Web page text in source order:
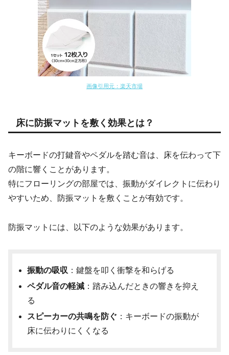
画像引用元：楽天市場
床に防振マットを敷く効果とは？
キーボードの打鍵音やペダルを踏む音は、床を伝わって下
の階に響くことがあります。
特にフローリングの部屋では、振動がダイレクトに伝わり
やすいため、防振マットを敷くことが有効です。
防振マットには、以下のような効果があります。
振動の吸収 ：鍵盤を叩く衝撃を和らげる
ペダル音の軽減 ：踏み込んだときの響きを抑え
る
スピーカーの共鳴を防ぐ ：キーボードの振動が
床に伝わりにくくなる